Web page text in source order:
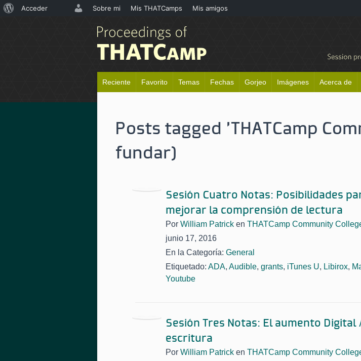
Reciente Favorito Temas Fechas Gorjeo Imágenes Acerca de
Posts tagged 'THATCamp
fundar)
Sesión Cuatro Notas: Posibilidades
mejorar la comprensión de lectura
Por William Patrick en THATCamp Community
junio 17, 2016
En la Categoría: General
Etiquetado: ADA, Audible, grants, iTunes U, Libirox,
Youtube
Sesión Tres Notas: El aumento
escritura
Por William Patrick en THATCamp Community
Acerca
Acceder Sobre mi Mis THATCamps Mis amigos